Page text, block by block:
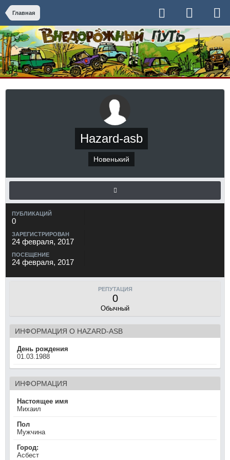
Главная
Hazard-asb
Новенький
ПУБЛИКАЦИЙ
0
ЗАРЕГИСТРИРОВАН
24 февраля, 2017
ПОСЕЩЕНИЕ
24 февраля, 2017
РЕПУТАЦИЯ
0
Обычный
ИНФОРМАЦИЯ О HAZARD-ASB
День рождения
01.03.1988
ИНФОРМАЦИЯ
Настоящее имя
Михаил
Пол
Мужчина
Город:
Асбест